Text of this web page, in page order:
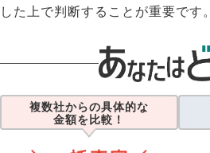
した上で判断することが重要です。
複数社からの具体的な
金額を比較！